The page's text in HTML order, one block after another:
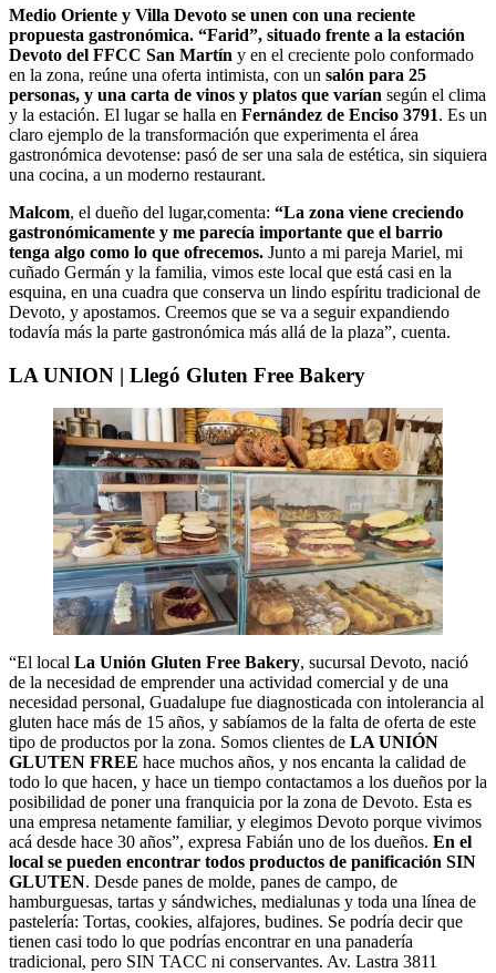
Medio Oriente y Villa Devoto se unen con una reciente
propuesta gastronómica. “Farid”, situado frente a la estación
Devoto del FFCC San Martín y en el creciente polo conformado
en la zona, reúne una oferta intimista, con un salón para 25
personas, y una carta de vinos y platos que varían según el clima
y la estación. El lugar se halla en Fernández de Enciso 3791. Es un
claro ejemplo de la transformación que experimenta el área
gastronómica devotense: pasó de ser una sala de estética, sin siquiera
una cocina, a un moderno restaurant.
Malcom, el dueño del lugar,comenta: “La zona viene creciendo
gastronómicamente y me parecía importante que el barrio
tenga algo como lo que ofrecemos. Junto a mi pareja Mariel, mi
cuñado Germán y la familia, vimos este local que está casi en la
esquina, en una cuadra que conserva un lindo espíritu tradicional de
Devoto, y apostamos. Creemos que se va a seguir expandiendo
todavía más la parte gastronómica más allá de la plaza”, cuenta.
LA UNION | Llegó Gluten Free Bakery
“El local La Unión Gluten Free Bakery, sucursal Devoto, nació
de la necesidad de emprender una actividad comercial y de una
necesidad personal, Guadalupe fue diagnosticada con intolerancia al
gluten hace más de 15 años, y sabíamos de la falta de oferta de este
tipo de productos por la zona. Somos clientes de LA UNIÓN
GLUTEN FREE hace muchos años, y nos encanta la calidad de
todo lo que hacen, y hace un tiempo contactamos a los dueños por la
posibilidad de poner una franquicia por la zona de Devoto. Esta es
una empresa netamente familiar, y elegimos Devoto porque vivimos
acá desde hace 30 años”, expresa Fabián uno de los dueños. En el
local se pueden encontrar todos productos de panificación SIN
GLUTEN. Desde panes de molde, panes de campo, de
hamburguesas, tartas y sándwiches, medialunas y toda una línea de
pastelería: Tortas, cookies, alfajores, budines. Se podría decir que
tienen casi todo lo que podrías encontrar en una panadería
tradicional, pero SIN TACC ni conservantes. Av. Lastra 3811